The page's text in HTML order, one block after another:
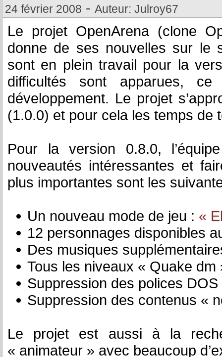
24 février 2008 - Auteur: Julroy67
Le projet OpenArena (clone
donne de ses nouvelles sur le
sont en plein travail pour la
difficultés sont apparues,
développement. Le projet
(1.0.0) et pour cela les temps de
Pour la version 0.8.0,
nouveautés intéressantes et
plus importantes sont les
Un nouveau mode de jeu : «
12 personnages disponibles
Des musiques
Tous les niveaux « Quake dm
Suppression des polices DOS
Suppression des contenus «
Le projet est aussi à la
« animateur » avec beaucoup